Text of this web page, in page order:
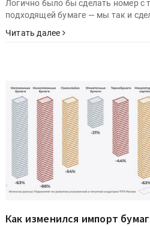
Логично было бы сделать номер с
подходящей бумаге — мы так и
Читать далее
Как изменился импорт